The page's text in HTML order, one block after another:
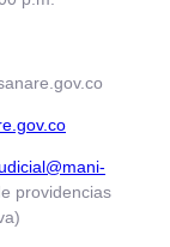
providencias